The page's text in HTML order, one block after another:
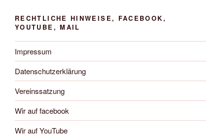
RECHTLICHE HINWEISE, FACEBOOK,
YOUTUBE, MAIL
Impressum
Datenschutzerklärung
Vereinssatzung
Wir auf facebook
Wir auf YouTube